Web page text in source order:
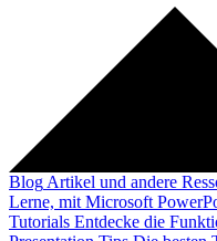
Blog Artikel und andere
Lerne, mit Microsoft
Tutorials Entdecke die